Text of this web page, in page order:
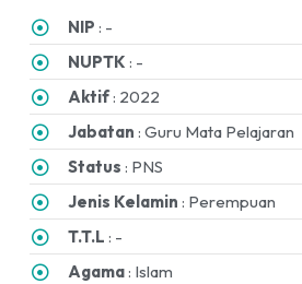
NIP : -
NUPTK : -
Aktif: 2022
Jabatan : Guru Mata Pelajaran
Status : PNS
Jenis Kelamin : Perempuan
T.T.L : -
Agama : Islam